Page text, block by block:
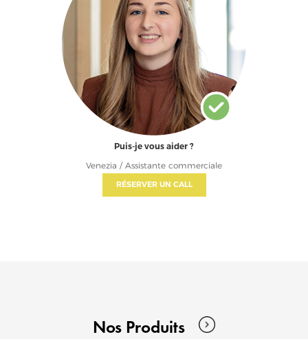
Puis-je vous aider ?
Venezia / Assistante commerciale
RÉSERVER UN CALL
Nos Produits